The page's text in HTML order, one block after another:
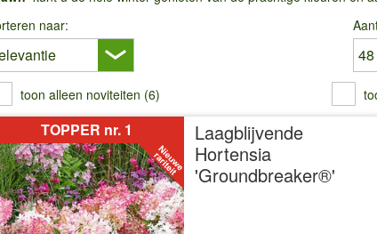
naar:
toon alleen noviteiten (6)
TOPPER nr. 1
Laagblijvende
Hortensia
'Groundbreaker®'